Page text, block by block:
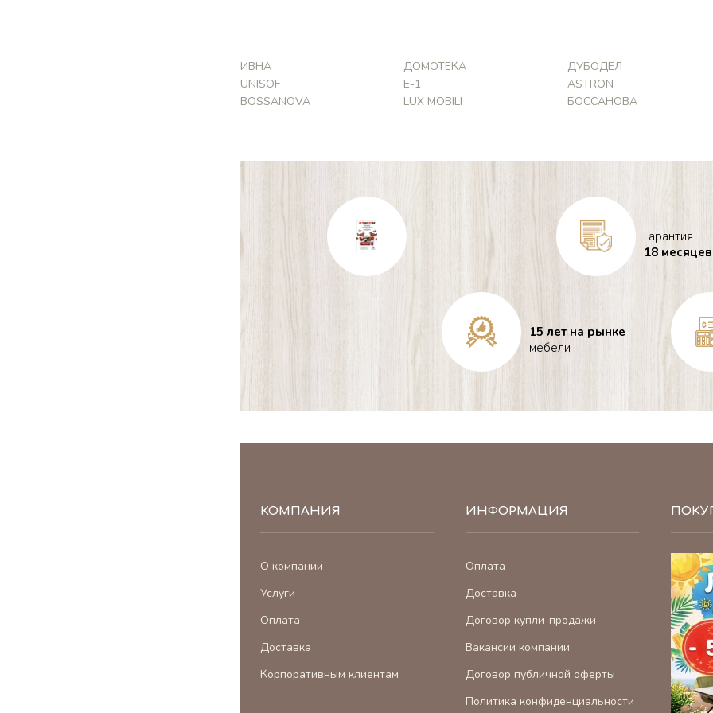
ИВНА ДОМОТЕКА
ДУБОДЕЛ
UNISOF
Е-1
ASTRON
BOSSANOVA
LUX MOBILI БОССАНОВА
Гарантия
18 месяцев
15 лет на рынке
мебели
КОМПАНИЯ
О компании
Услуги
Оплата
Доставка
Корпоративным клиентам
ИНФОРМАЦИЯ
Оплата
Доставка
Договор купли-продажи
Вакансии компании
Договор публичной оферты
Политика конфиденциальности